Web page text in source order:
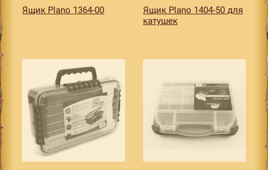
Ящик Plano 1364-00
Ящик Plano 1404-50 для
катушек